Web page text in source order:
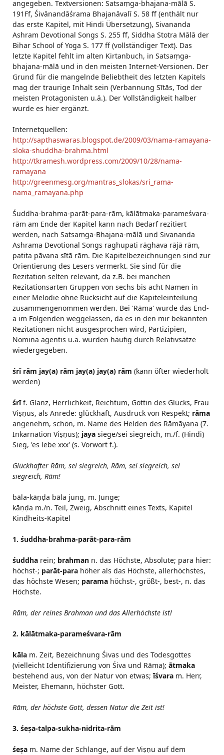
angegeben. Textversionen: Satsaṃga-bhajana-mālā S.
191Ff, Śivānandāśrama Bhajanāvalī S. 58 ff (enthält nur
das erste Kapitel, mit Hindi Übersetzung), Sivananda
Ashram Devotional Songs S. 255 ff, Siddha Stotra Mālā der
Bihar School of Yoga S. 177 ff (vollständiger Text). Das
letzte Kapitel fehlt im alten Kirtanbuch, in Satsaṃga-
bhajana-mālā und in den meisten Internet-Versionen. Der
Grund für die mangelnde Beliebtheit des letzten Kapitels
mag der traurige Inhalt sein (Verbannung Sītās, Tod der
meisten Protagonisten u.ä.). Der Vollständigkeit halber
wurde es hier ergänzt.
Internetquellen:
http://sapthaswaras.blogspot.de/2009/03/nama-ramayana-
sloka-shuddha-brahma.html
http://tkramesh.wordpress.com/2009/10/28/nama-
ramayana
http://greenmesg.org/mantras_slokas/sri_rama-
nama_ramayana.php
Śuddha-brahma-parāt-para-rām, kālātmaka-parameśvara-
rām am Ende der Kapitel kann nach Bedarf rezitiert
werden, nach Satsaṃga-Bhajana-mālā und Sivananda
Ashrama Devotional Songs raghupati rāghava rājā rām,
patita pāvana sītā rām. Die Kapitelbezeichnungen sind zur
Orientierung des Lesers vermerkt. Sie sind für die
Rezitation selten relevant, da z.B. bei manchen
Rezitationsarten Gruppen von sechs bis acht Namen in
einer Melodie ohne Rücksicht auf die Kapiteleinteilung
zusammengenommen werden. Bei 'Rāma' wurde das End-
a im Folgenden weggelassen, da es in den mir bekannten
Rezitationen nicht ausgesprochen wird, Partizipien,
Nomina agentis u.ä. wurden häufig durch Relativsätze
wiedergegeben.
śrī rām jay(a) rām jay(a) jay(a) rām (kann öfter wiederholt
werden)
śrīf. Glanz, Herrlichkeit, Reichtum, Göttin des Glücks, Frau
Viṣṇus, als Anrede: glückhaft, Ausdruck von Respekt; rāma
angenehm, schön, m. Name des Helden des Rāmāyaṇa (7.
Inkarnation Viṣṇus); jaya siege/sei siegreich, m./f. (Hindi)
Sieg, 'es lebe xxx' (s. Vorwort f.).
Glückhafter Rām, sei siegreich, Rām, sei siegreich, sei
siegreich, Rām!
bāla-kāṇḍa bāla jung, m. Junge;
kāṇḍa m./n. Teil, Zweig, Abschnitt eines Texts, Kapitel
Kindheits-Kapitel
1. śuddha-brahma-parāt-para-rām
śuddha rein; brahman n. das Höchste, Absolute; para hier:
höchst-; parāt-para höher als das Höchste, allerhöchstes,
das höchste Wesen; parama höchst-, größt-, best-, n. das
Höchste.
Rām, der reines Brahman und das Allerhöchste ist!
2. kālātmaka-parameśvara-rām
kāla m. Zeit, Bezeichnung Śivas und des Todesgottes
(vielleicht Identifizierung von Śiva und Rāma); ātmaka
bestehend aus, von der Natur von etwas;īśvara m. Herr,
Meister, Ehemann, höchster Gott.
Rām, der höchste Gott, dessen Natur die Zeit ist!
3. śeṣa-talpa-sukha-nidrita-rām
śeṣa m. Name der Schlange, auf der Viṣṇu auf dem